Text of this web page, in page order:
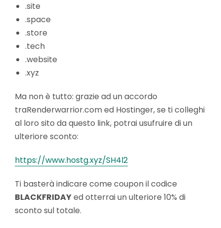
.site
.space
.store
.tech
.website
.xyz
Ma non è tutto: grazie ad un accordo
traRenderwarrior.com ed Hostinger, se ti colleghi
al loro sito da questo link, potrai usufruire di un
ulteriore sconto:
https://www.hostg.xyz/SH4l2
Ti basterà indicare come coupon il codice
BLACKFRIDAYed otterrai un ulteriore 10% di
sconto sul totale.